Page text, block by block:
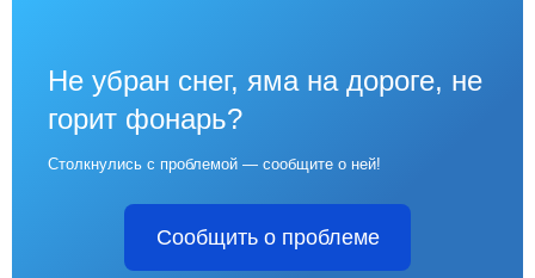
Не убран снег, яма на дороге, не
горит фонарь?
Столкнулись с проблемой — сообщите о ней!
Сообщить о проблеме